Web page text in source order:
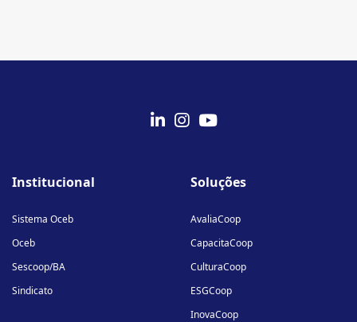
linkedin-
instagram
youtube
Institucional
Sistema Oceb
Oceb
Sescoop/BA
Sindicato
Soluções
AvaliaCoop
CapacitaCoop
CulturaCoop
ESGCoop
InovaCoop